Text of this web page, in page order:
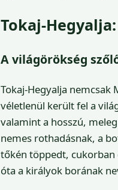
Tokaj-
A világörökség
Tokaj-Hegyalja nemcsak
véletlenül került fel a
valamint a hosszú,
nemes rothadásnak, a
tőkén töppedt, cukorban
óta a királyok borának